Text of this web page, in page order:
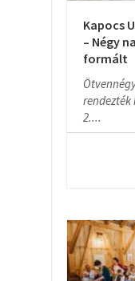
Kapocs
– Négy
formált
rendezték
2....